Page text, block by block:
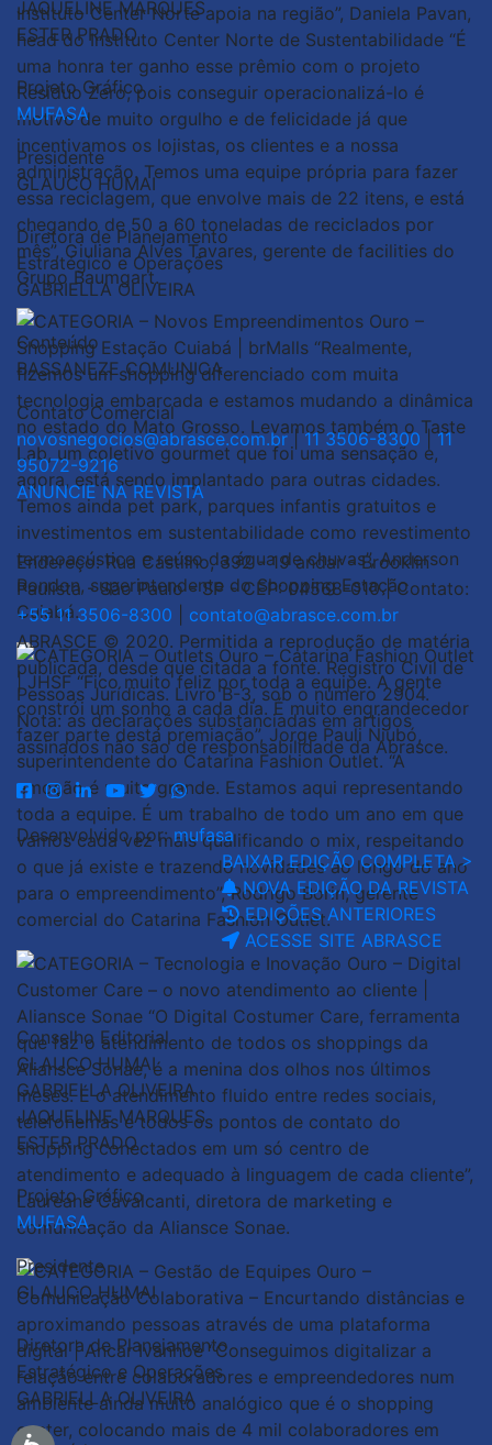
JAQUELINE MARQUES
ESTER PRADO
Projeto Gráfico
MUFASA
Presidente
GLAUCO HUMAI
Diretora de Planejamento
Estratégico e Operações
GABRIELLA OLIVEIRA
Conteúdo
BASSANEZE COMUNICA
Contato Comercial
novosnegocios@abrasce.com.br|11 3506-8300 |11
95072-9216
ANUNCIE NA REVISTA
Endereço: Rua Castilho, 392 - 19 andar - Brooklin
Paulista - São Paulo - SP - CEP: 04568-010 | Contato:
+55 11 3506-8300
contato@abrasce.com.br
ABRASCE © 2020. Permitida a reprodução de matéria
publicada, desde que citada a fonte. Registro Civil de
Pessoas Jurídicas. Livro B-3, sob o número 2904.
Nota: as declarações substanciadas em artigos
assinados não são de responsabilidade da Abrasce.
Desenvolvido por:mufasa
BAIXAR EDIÇÃO COMPLETA >
NOVA EDIÇÃO DA REVISTA
EDIÇÕES ANTERIORES
ACESSE SITE ABRASCE
Conselho Editorial
GLAUCO HUMAI
GABRIELLA OLIVEIRA
JAQUELINE MARQUES
ESTER PRADO
Projeto Gráfico
MUFASA
Presidente
GLAUCO HUMAI
Diretora de Planejamento
Estratégico e Operações
GABRIELLA OLIVEIRA